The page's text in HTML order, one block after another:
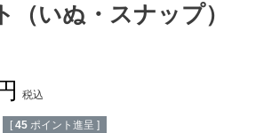
（いぬ・スナップ）
税込
[ 45 ポイント進呈 ]